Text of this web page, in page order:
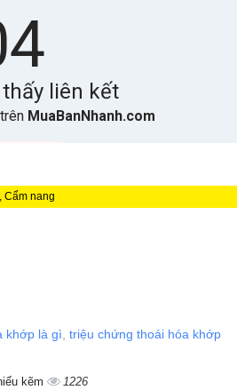
Cẩm nang
khớp là gì triệu chứng thoái hóa khớp
kẽm
1226